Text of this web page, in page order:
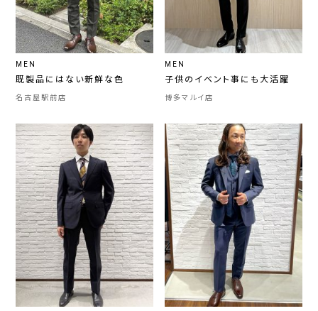
MEN
既製品にはない新鮮な色
名古屋駅前店
MEN
子供のイベント事にも大活躍
博多マルイ店